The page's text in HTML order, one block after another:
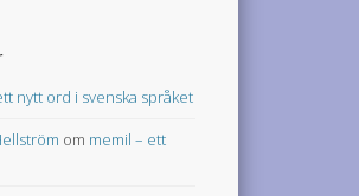
nytt ord i svenska språket
om memil – ett